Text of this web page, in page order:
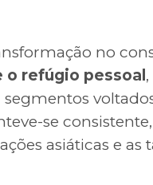
no
refúgio pessoal
se
asiáticas e as